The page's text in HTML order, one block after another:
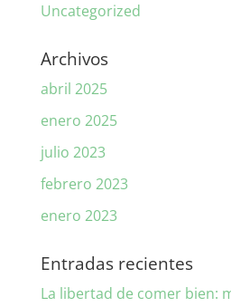
Uncategorized
Archivos
abril 2025
enero 2025
julio 2023
febrero 2023
enero 2023
Entradas recientes
La libertad de comer bien: